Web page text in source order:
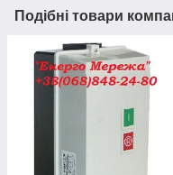
Подібні товари